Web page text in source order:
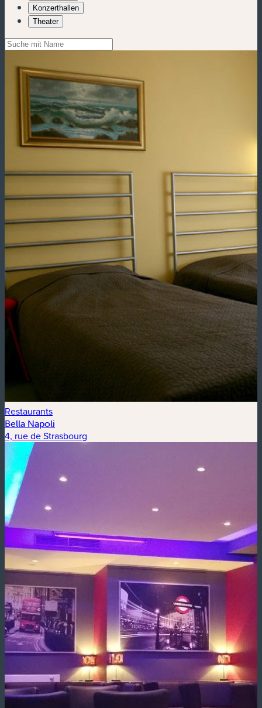
Konzerthallen
Theater
Die gesamte Liste
Restaurants
Bella Napoli
4, rue de Strasbourg